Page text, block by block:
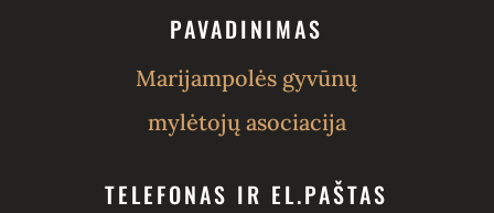
PAVADINIMAS
Marijampolės gyvūnų
mylėtojų asociacija
TELEFONAS IR EL.PAŠTAS